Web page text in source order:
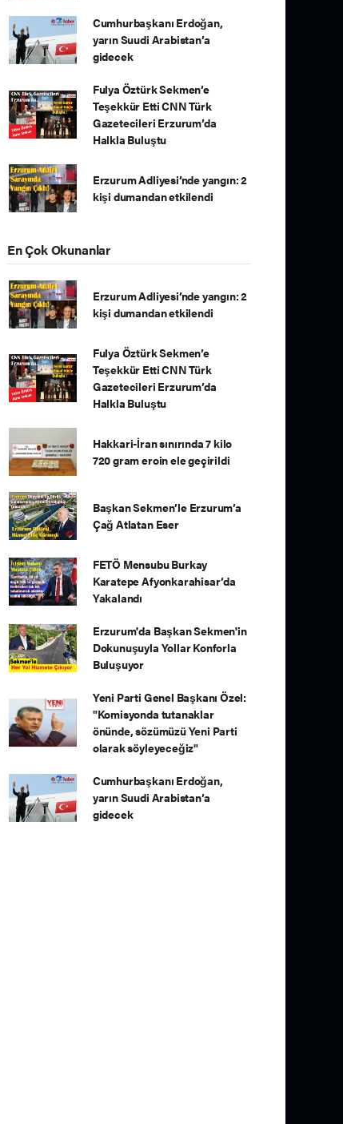
Cumhurbaşkanı Erdoğan,
yarın Suudi Arabistan’a
gidecek
Fulya Öztürk Sekmen’e
Teşekkür Etti CNN Türk
Gazetecileri Erzurum’da
Halkla Buluştu
Erzurum Adliyesi’nde yangın: 2
kişi dumandan etkilendi
En Çok Okunanlar
Erzurum Adliyesi’nde yangın: 2
kişi dumandan etkilendi
Fulya Öztürk Sekmen’e
Teşekkür Etti CNN Türk
Gazetecileri Erzurum’da
Halkla Buluştu
Hakkari-İran sınırında 7 kilo
720 gram eroin ele geçirildi
Başkan Sekmen’le Erzurum’a
Çağ Atlatan Eser
FETÖ Mensubu Burkay
Karatepe Afyonkarahisar’da
Yakalandı
Erzurum'da Başkan Sekmen'in
Dokunuşuyla Yollar Konforla
Buluşuyor
Yeni Parti Genel Başkanı Özel:
"Komisyonda tutanaklar
önünde, sözümüzü Yeni Parti
olarak söyleyeceğiz"
Cumhurbaşkanı Erdoğan,
yarın Suudi Arabistan’a
gidecek